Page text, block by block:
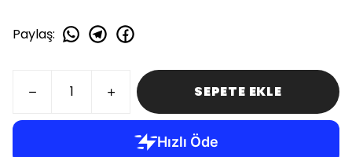
Paylaş:
SEPETE EKLE